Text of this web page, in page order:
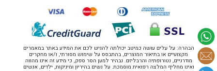
הבהרה: על עלים עושה כמיטב יכולתה להגיש לכם את המידע באתר במאמרים
מקצועיים או בתיאור המוצרים, בהתבסס על שימוש מסורתי, ו/או מחקרים
מודרניים, נטורופתיה והרבליזם. נבהיר למען הסר ספק, כי מידע זה אינו מהווה
ואינו מחליף המלצה רפואית מוסמכת. על נשים בהיריון ומיניקות, ילדים, אנשים